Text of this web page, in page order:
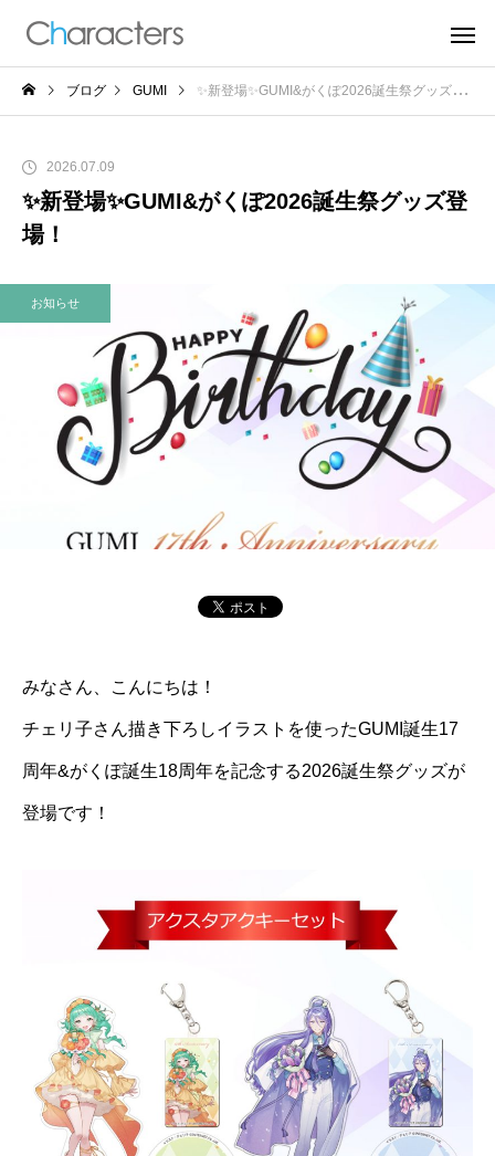
ブログ GUMI ✨新登場✨GUMI&がくぽ2026誕生祭グッズ登場！
2026.07.09
✨新登場✨GUMI&がくぽ2026誕生祭グッズ登
場！
お知らせ
みなさん、こんにちは！
チェリ子さん描き下ろしイラストを使ったGUMI誕生17
周年&がくぽ誕生18周年を記念する2026誕生祭グッズが
登場です！